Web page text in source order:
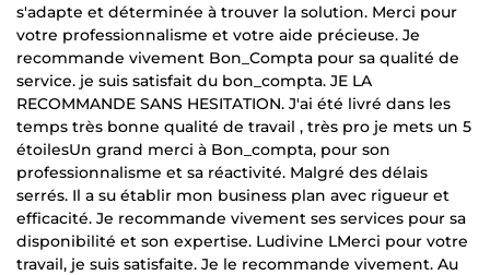
s'adapte et déterminée à trouver la solution. Merci pour
votre professionnalisme et votre aide précieuse. Je
recommande vivement Bon_Compta pour sa qualité de
service. je suis satisfait du bon_compta. JE LA
RECOMMANDE SANS HESITATION. J'ai été livré dans les
temps très bonne qualité de travail , très pro je mets un 5
étoilesUn grand merci à Bon_compta, pour son
professionnalisme et sa réactivité. Malgré des délais
serrés. Il a su établir mon business plan avec rigueur et
efficacité. Je recommande vivement ses services pour sa
disponibilité et son expertise. Ludivine LMerci pour votre
travail, je suis satisfaite. Je le recommande vivement. Au